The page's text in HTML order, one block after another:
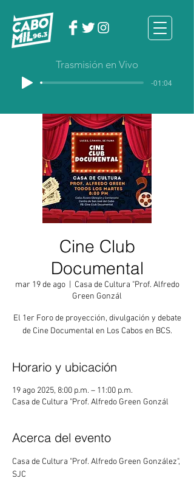
Trasmisión en Vivo
-01:04
Cine Club
Documental
mar 19 de ago
  |
Casa de Cultura "Prof. Alfredo
Green Gonzál
El 1er Foro de proyección, divulgación y debate
de Cine Documental en Los Cabos en BCS.
Horario y ubicación
19 ago 2025, 8:00 p.m. – 11:00 p.m.
Casa de Cultura "Prof. Alfredo Green Gonzál
Acerca del evento
Casa de Cultura "Prof. Alfredo Green González",
SJC